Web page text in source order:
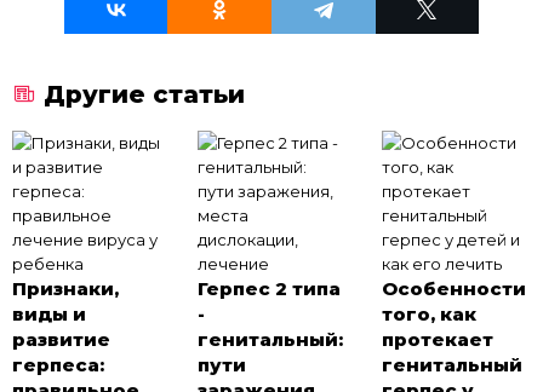
Другие статьи
Признаки,
виды и
развитие
герпеса:
Герпес 2 типа
-
генитальный:
пути
Особенности
того, как
протекает
генитальный